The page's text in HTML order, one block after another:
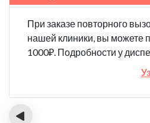
При заказе повторного
нашей клиники, вы можете
1000₽. Подробности у
‹